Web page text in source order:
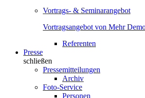
Vortrags- & Seminarangebot
Vortragsangebot von Mehr
Referenten
Presse
schließen
Pressemitteilungen
Archiv
Foto-Service
Personen